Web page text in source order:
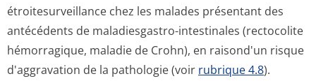
étroitesurveillance chez les malades présentant des
antécédents de maladiesgastro-intestinales (rectocolite
hémorragique, maladie de Crohn), en raisond'un risque
d'aggravation de la pathologie (voir rubrique 4.8).